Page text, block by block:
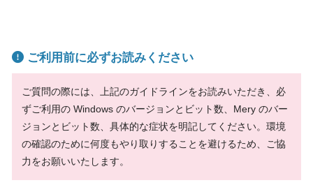
ご利用前に必ずお読みください
ご質問の際には、上記のガイドラインをお読みいただき、必
ずご利用の Windows のバージョンとビット数、Mery のバー
ジョンとビット数、具体的な症状を明記してください。環境
の確認のために何度もやり取りすることを避けるため、ご協
力をお願いいたします。